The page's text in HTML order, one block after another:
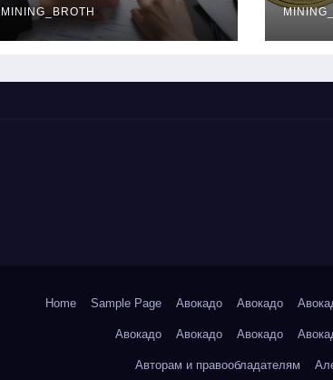
ставки и
требования к
MINING_BROTH
Home Sample Page Авокадо Авокадо
Авокадо Авокадо Авокадо
Авторам и правообладателям